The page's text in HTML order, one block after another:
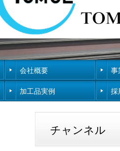
会社概要 事
加工品実例 採
チャンネル